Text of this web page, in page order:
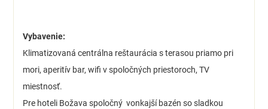
Vybavenie:
Klimatizovaná centrálna reštaurácia s terasou priamo pri
mori, aperitív bar, wifi v spoločných priestoroch, TV
miestnosť.
Pre hoteli Božava spoločný vonkajší bazén so sladkou